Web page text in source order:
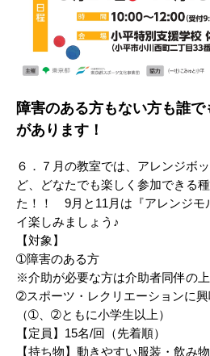
障害のある方もない方も誰
があります！
６．７月の教室では、アレンジボ
ど、どなたでも楽しく参加できる
た！！ 9月と11月は『アレンジモ
イ楽しみましょう♪
【対象】
➀障害のある方
※介助が必要な方は介助者同伴の上
➁スポーツ・レクリエーションに
（➀、➁ともに小学生以上）
【定員】15名/回（先着順）
【持ち物】動きやすい服装・飲み